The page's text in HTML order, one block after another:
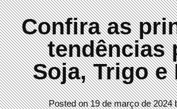
Confira as
tendências
Soja, Trigo e
Posted on 19 de março de 2024